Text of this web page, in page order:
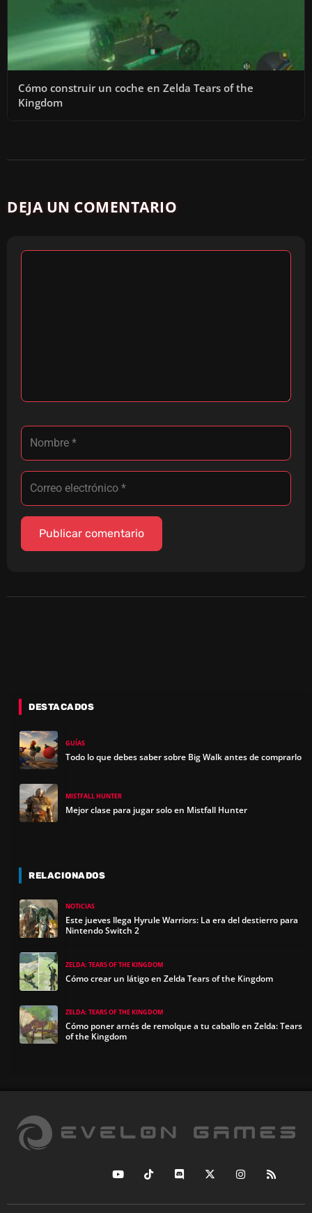
Cómo construir un coche en Zelda Tears of the
Kingdom
DEJA UN COMENTARIO
DESTACADOS
GUÍAS
Todo lo que debes saber sobre Big Walk antes de comprarlo
MISTFALL HUNTER
Mejor clase para jugar solo en Mistfall Hunter
RELACIONADOS
NOTICIAS
Este jueves llega Hyrule Warriors: La era del destierro para
Nintendo Switch 2
ZELDA: TEARS OF THE KINGDOM
Cómo crear un látigo en Zelda Tears of the Kingdom
ZELDA: TEARS OF THE KINGDOM
Cómo poner arnés de remolque a tu caballo en Zelda: Tears
of the Kingdom